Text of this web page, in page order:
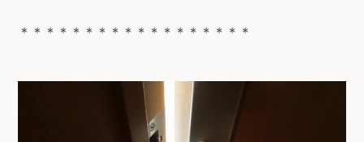
＊＊＊＊＊＊＊＊＊＊＊＊＊＊＊＊＊＊